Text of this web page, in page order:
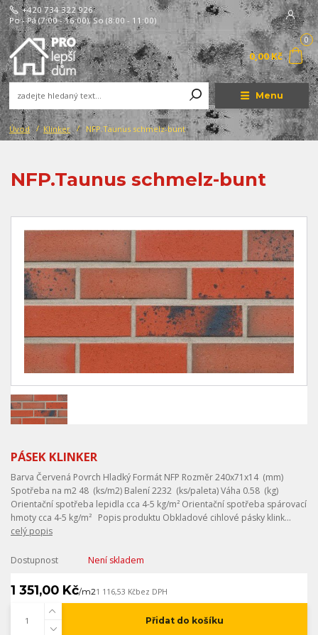
Menu
+420 734 322 926
Po - Pá (7:00 - 16:00), So (8:00 - 11:00)
0
0,00 Kč
Úvod Klinker NFP.Taunus schmelz-bunt
NFP.Taunus schmelz-bunt
PÁSEK KLINKER
Barva Červená Povrch Hladký Formát NFP Rozměr 240x71x14 (mm)
Spotřeba na m2 48 (ks/m2) Balení 2232 (ks/paleta) Váha 0.58 (kg)
Orientační spotřeba lepidla cca 4-5 kg/m² Orientační spotřeba spárovací
hmoty cca 4-5 kg/m² Popis produktu Obkladové cihlové pásky klink...
celý popis
Dostupnost Není skladem
1 351,00 Kč/m21 116,53 Kčbez DPH
Přidat do košíku